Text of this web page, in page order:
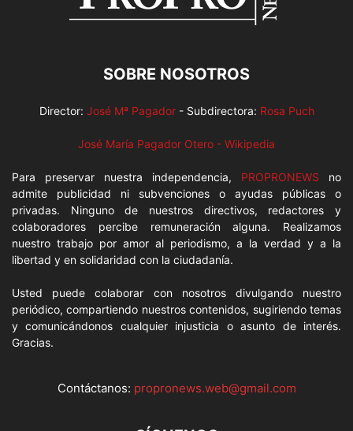
SOBRE NOSOTROS
Director: José Mª Pagador- Subdirectora: Rosa Puch
José María Pagador Otero - Wikipedia
Para preservar nuestra independencia, PROPRONEWS no
admite publicidad ni subvenciones o ayudas públicas o
privadas. Ninguno de nuestros directivos, redactores y
colaboradores percibe remuneración alguna. Realizamos
nuestro trabajo por amor al periodismo, a la verdad y a la
libertad y en solidaridad con la ciudadanía.
Usted puede colaborar con nosotros divulgando nuestro
periódico, compartiendo nuestros contenidos, sugiriendo temas
y comunicándonos cualquier injusticia o asunto de interés.
Gracias.
Contáctanos: propronews.web@gmail.com